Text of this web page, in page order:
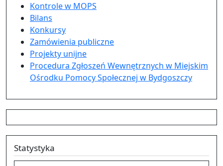
Kontrole w MOPS
Bilans
Konkursy
Zamówienia publiczne
Projekty unijne
Procedura Zgłoszeń Wewnętrznych w Miejskim
Ośrodku Pomocy Społecznej w Bydgoszczy
Statystyka